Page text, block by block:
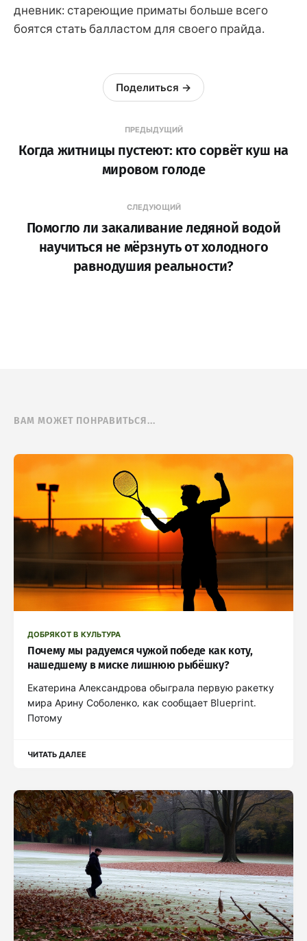
дневник: стареющие приматы больше всего
боятся стать балластом для своего прайда.
ПРЕДЫДУЩИЙ
Когда житницы пустеют: кто сорвёт куш на
мировом голоде
Поделиться →
СЛЕДУЮЩИЙ
Помогло ли закаливание ледяной водой
научиться не мёрзнуть от холодного
равнодушия реальности?
ВАМ МОЖЕТ ПОНРАВИТЬСЯ...
ДОБРЯКОТ В КУЛЬТУРА
Почему мы радуемся чужой победе как коту,
нашедшему в миске лишнюю рыбёшку?
Екатерина Александрова обыграла первую ракетку
мира Арину Соболенко, как сообщает Blueprint.
Потому
ЧИТАТЬ ДАЛЕЕ